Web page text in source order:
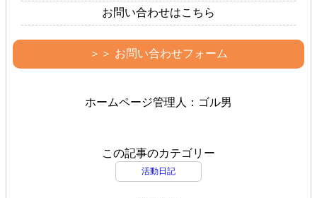
お問い合わせはこちら
＞＞ お問い合わせフォーム
ホームページ管理人：ゴル男
この記事のカテゴリー
活動日記